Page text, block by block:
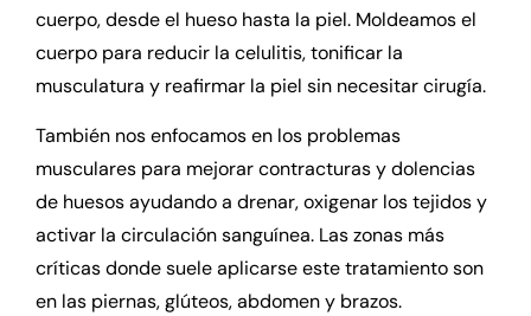
cuerpo, desde el hueso hasta la piel. Moldeamos el
cuerpo para reducir la celulitis, tonificar la
musculatura y reafirmar la piel sin necesitar cirugía.
También nos enfocamos en los problemas
musculares para mejorar contracturas y dolencias
de huesos ayudando a drenar, oxigenar los tejidos y
activar la circulación sanguínea. Las zonas más
críticas donde suele aplicarse este tratamiento son
en las piernas, glúteos, abdomen y brazos.